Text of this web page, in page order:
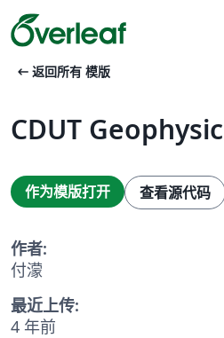
arrow_left_alt 返回所有 模版
CDUT
作为模版打开 查看源代码
作者:
付濛
最近上传:
4 年前